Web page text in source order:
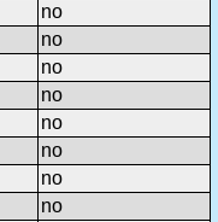
no
no
no
no
no
no
no
no